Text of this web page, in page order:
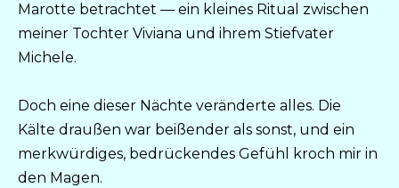
Marotte betrachtet — ein kleines Ritual zwischen
meiner Tochter Viviana und ihrem Stiefvater
Michele.
Doch eine dieser Nächte veränderte alles. Die
Kälte draußen war beißender als sonst, und ein
merkwürdiges, bedrückendes Gefühl kroch mir in
den Magen.